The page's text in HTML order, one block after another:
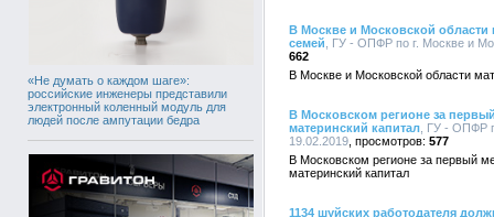
«Не думать о каждом шаге»:
российские инженеры представили
электронный коленный модуль для
людей после ампутации бедра
В Москве и Московской области
семей , ГУ - ОПФР по г. Москве и
662
В Москве и Московской области
В Московском регионе за
материнский капитал , ГУ - ОПФР
19.02.2019
577
В Московском регионе за первый
материнский капитал
1134 шуйских работодателя